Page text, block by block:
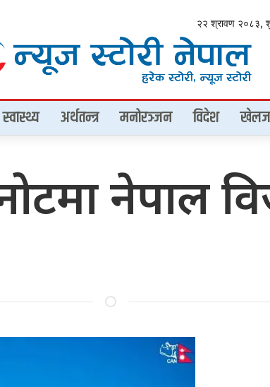
२२ श्रावण २०८३,
स्वास्थ्य अर्थतन्त्र मनोरञ्जन विदेश
नेपाल